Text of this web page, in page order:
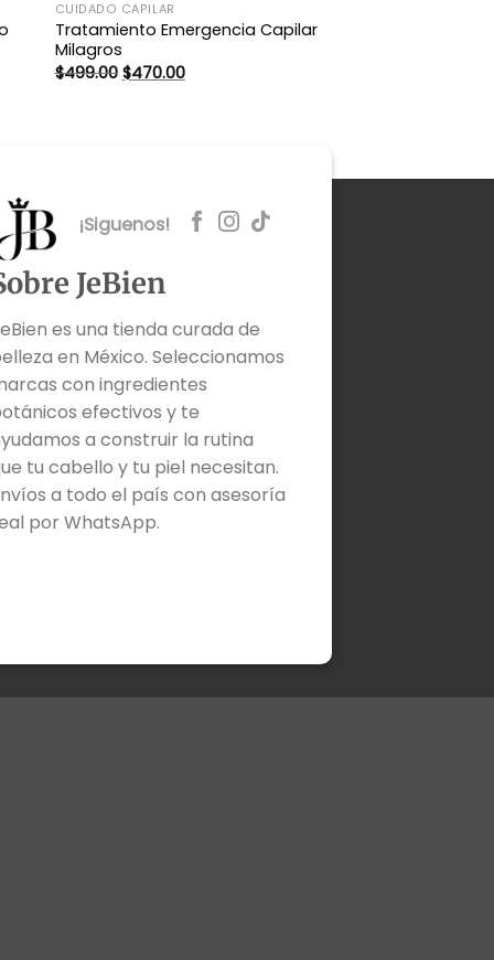
CUIDADO CAPILAR
Tratamiento Emergencia Capilar
Milagros
$499.00 El
precio
$470.00El
precio
¡Siguenos!
JeBien
es una tienda curada de
en México. Seleccionamos
con ingredientes
efectivos y te
a construir la rutina
tu cabello y tu piel necesitan.
a todo el país con asesoría
por WhatsApp.